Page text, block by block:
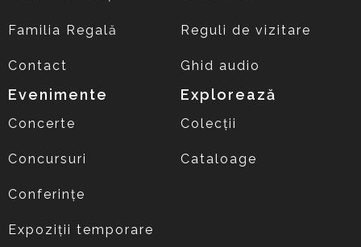
Familia Regală
Contact
Reguli de vizitare
Ghid audio
Evenimente
Concerte
Concursuri
Conferințe
Expoziții temporare
Explorează
Colecții
Cataloage